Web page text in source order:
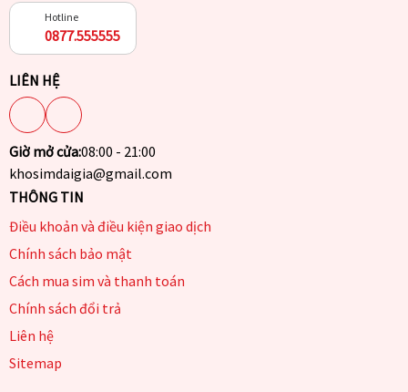
Hotline
0877.555555
LIÊN HỆ
Giờ mở cửa:08:00 - 21:00
khosimdaigia@gmail.com
THÔNG TIN
Điều khoản và điều kiện giao dịch
Chính sách bảo mật
Cách mua sim và thanh toán
Chính sách đổi trả
Liên hệ
Sitemap